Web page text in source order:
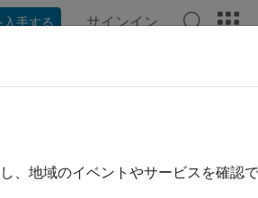
入手する サインイン
、地域のイベントやサービスを確認